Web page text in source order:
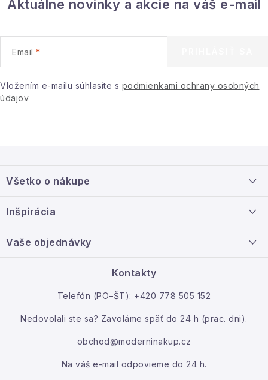
k
v
ý
p
i
s
Aktuálne novinky a akcie na váš e-mail
Email
Vložením e-mailu súhlasíte s podmienkami ochrany osobných
údajov
p
ä
Všetko o nákupe
Veľkoobchodná spolupráca
Inšpirácia
Vaše objednávky
Kontakty
Telefón (PO–ŠT): +420 778 505 152
Nedovolali ste sa? Zavoláme späť do 24 h (prac. dni).
obchod@moderninakup.cz
Na váš e-mail odpovieme do 24 h.